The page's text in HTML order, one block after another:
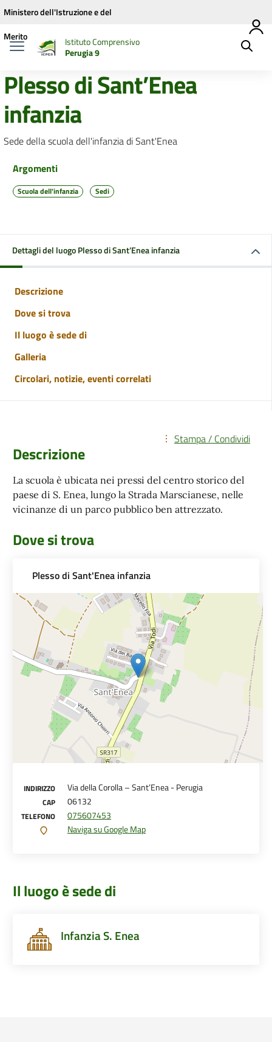
Vai ai contenuti
Vai al menu di navigazione
Vai al footer
Ministero dell'Istruzione e del
Merito
Istituto Comprensivo
Perugia 9
Plesso di Sant’Enea
infanzia
Sede della scuola dell'infanzia di Sant'Enea
Argomenti
Scuola dell'infanzia Sedi
Dettagli del luogo Plesso di Sant’Enea infanzia
Descrizione
Dove si trova
Il luogo è sede di
Galleria
Circolari, notizie, eventi correlati
Stampa / Condividi
Descrizione
La scuola è ubicata nei pressi del centro storico del
paese di S. Enea, lungo la Strada Marscianese, nelle
vicinanze di un parco pubblico ben attrezzato.
Dove si trova
Plesso di Sant'Enea infanzia
INDIRIZZO Via della Corolla – Sant’Enea - Perugia
CAP 06132
TELEFONO
075607453
Naviga su Google Map
Il luogo è sede di
Infanzia S. Enea